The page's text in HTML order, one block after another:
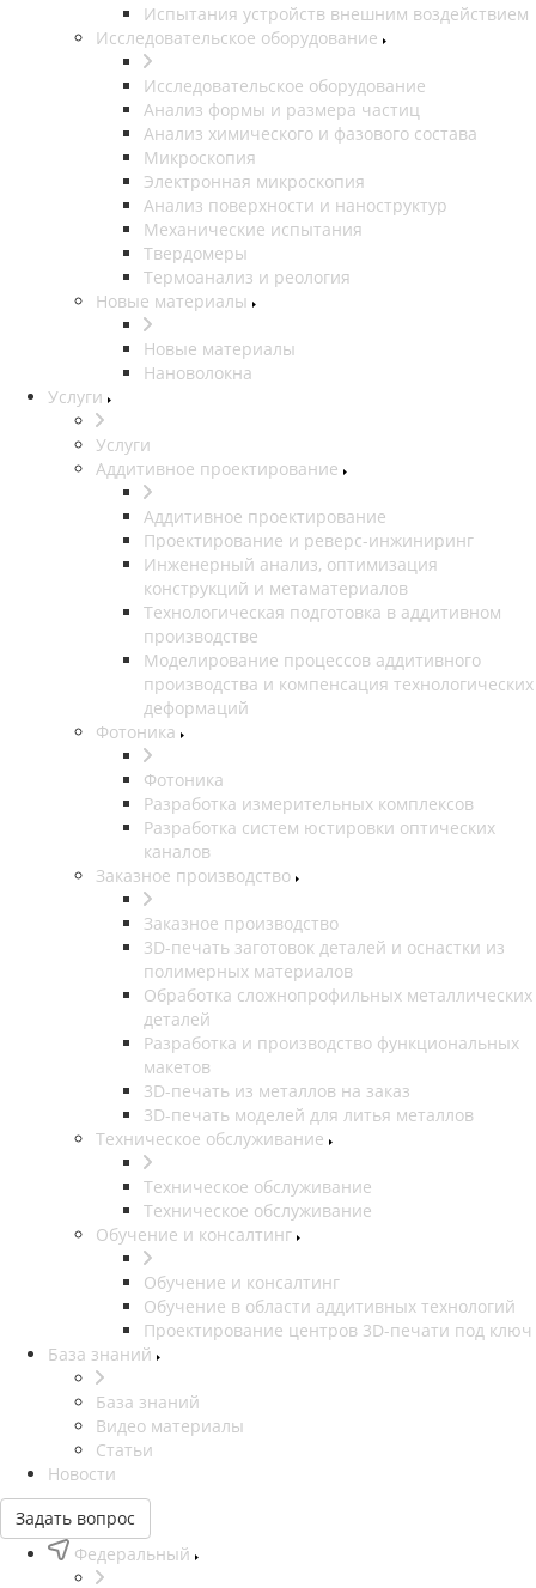
Испытания устройств внешним воздействием
Исследовательское оборудование
Исследовательское оборудование
Анализ формы и размера частиц
Анализ химического и фазового состава
Микроскопия
Электронная микроскопия
Анализ поверхности и наноструктур
Механические испытания
Твердомеры
Термоанализ и реология
Новые материалы
Новые материалы
Нановолокна
Услуги
Услуги
Аддитивное проектирование
Аддитивное проектирование
Проектирование и реверс-инжиниринг
Инженерный анализ, оптимизация
конструкций и метаматериалов
Технологическая подготовка в аддитивном
производстве
Моделирование процессов аддитивного
производства и компенсация технологических
деформаций
Фотоника
Фотоника
Разработка измерительных комплексов
Разработка систем юстировки оптических
каналов
Заказное производство
Заказное производство
3D-печать заготовок деталей и оснастки из
полимерных материалов
Обработка сложнопрофильных металлических
деталей
Разработка и производство функциональных
макетов
3D-печать из металлов на заказ
3D-печать моделей для литья металлов
Техническое обслуживание
Техническое обслуживание
Техническое обслуживание
Обучение и консалтинг
Обучение и консалтинг
Обучение в области аддитивных технологий
Проектирование центров 3D-печати под ключ
База знаний
База знаний
Видео материалы
Статьи
Новости
Задать вопрос
Федеральный